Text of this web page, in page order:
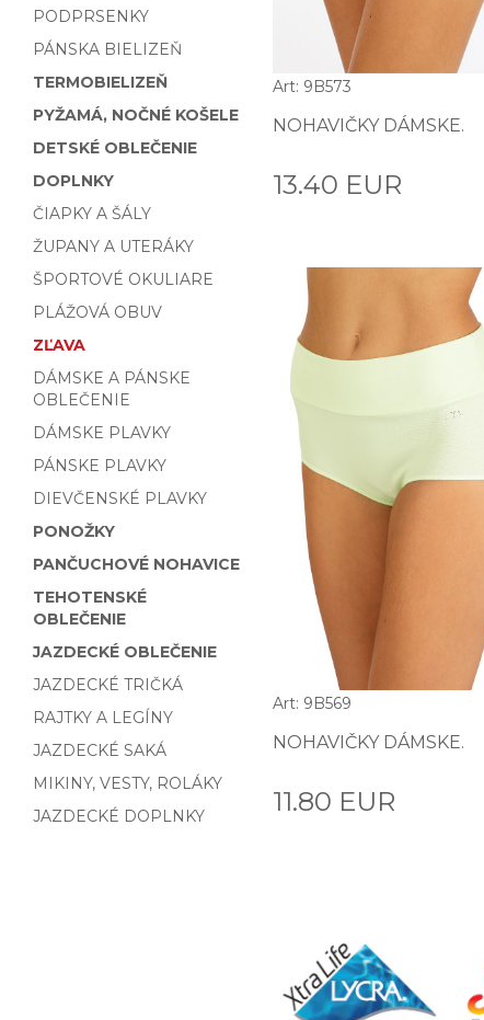
PODPRSENKY
PÁNSKA BIELIZEŇ
TERMOBIELIZEŇ
PYŽAMÁ, NOČNÉ KOŠELE
DETSKÉ OBLEČENIE
DOPLNKY
ČIAPKY A ŠÁLY
ŽUPANY A UTERÁKY
ŠPORTOVÉ OKULIARE
PLÁŽOVÁ OBUV
ZĽAVA
DÁMSKE A PÁNSKE
OBLEČENIE
DÁMSKE PLAVKY
PÁNSKE PLAVKY
DIEVČENSKÉ PLAVKY
PONOŽKY
PANČUCHOVÉ NOHAVICE
TEHOTENSKÉ
OBLEČENIE
JAZDECKÉ OBLEČENIE
JAZDECKÉ TRIČKÁ
RAJTKY A LEGÍNY
JAZDECKÉ SAKÁ
MIKINY, VESTY, ROLÁKY
JAZDECKÉ DOPLNKY
Art: 9B573
NOHAVIČKY DÁMSKE.
13.40 EUR
Art: 9B569
NOHAVIČKY DÁMSKE.
11.80 EUR